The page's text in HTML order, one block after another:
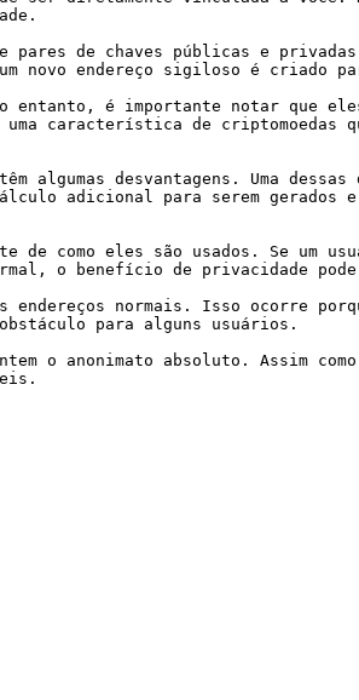
de chaves públicas e privadas,
novo endereço sigiloso é criado
entanto, é importante notar que
característica de criptomoedas
desvantagens. Uma dessas
adicional para serem gerados
de como eles são usados. Se um
o benefício de privacidade
normais. Isso ocorre
para alguns usuários.
o anonimato absoluto. Assim